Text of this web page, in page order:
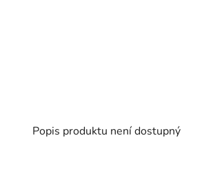
Popis produktu není dostupný